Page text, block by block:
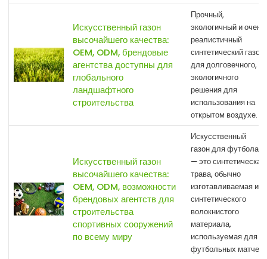
Искусственный газон
высочайшего качества:
OEM, ODM, брендовые
агентства доступны для
глобального
ландшафтного
строительства
Прочный,
экологичный и очень
реалистичный
синтетический газон
для долговечного,
экологичного
решения для
использования на
открытом воздухе.
Искусственный газон
высочайшего качества:
OEM, ODM, возможности
брендовых агентств для
строительства
спортивных сооружений
по всему миру
Искусственный
газон для футбола
— это синтетическая
трава, обычно
изготавливаемая из
синтетического
волокнистого
материала,
используемая для
футбольных матчей